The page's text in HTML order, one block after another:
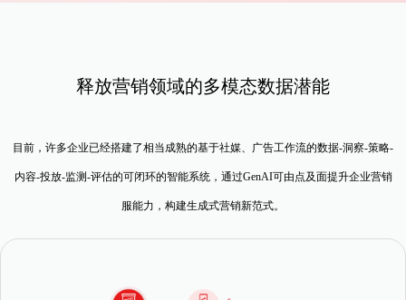
释放营销领域的多模态数据潜能
目前，许多企业已经搭建了相当成熟的基于社媒、广告工作流的数据-洞察-策略-
内容-投放-监测-评估的可闭环的智能系统，通过GenAI可由点及面提升企业营销
服能力，构建生成式营销新范式。